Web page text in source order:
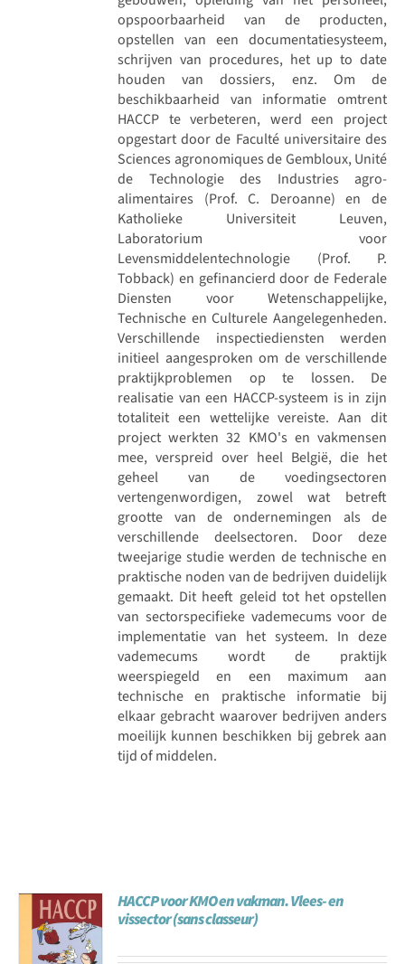
opspoorbaarheid van de producten,
opstellen van een documentatiesysteem,
schrijven van procedures, het up to date
houden van dossiers, enz. Om de
beschikbaarheid van informatie omtrent
HACCP te verbeteren, werd een project
opgestart door de Faculté universitaire des
Sciences agronomiques de Gembloux, Unité
de Technologie des Industries agro-
alimentaires (Prof. C. Deroanne) en de
Katholieke Universiteit Leuven,
Laboratorium voor
Levensmiddelentechnologie (Prof. P.
Tobback) en gefinancierd door de Federale
Diensten voor Wetenschappelijke,
Technische en Culturele Aangelegenheden.
Verschillende inspectiediensten werden
initieel aangesproken om de verschillende
praktijkproblemen op te lossen. De
realisatie van een HACCP-systeem is in zijn
totaliteit een wettelijke vereiste. Aan dit
project werkten 32 KMO's en vakmensen
mee, verspreid over heel België, die het
geheel van de voedingsectoren
vertengenwordigen, zowel wat betreft
grootte van de ondernemingen als de
verschillende deelsectoren. Door deze
tweejarige studie werden de technische en
praktische noden van de bedrijven duidelijk
gemaakt. Dit heeft geleid tot het opstellen
van sectorspecifieke vademecums voor de
implementatie van het systeem. In deze
vademecums wordt de praktijk
weerspiegeld en een maximum aan
technische en praktische informatie bij
elkaar gebracht waarover bedrijven anders
moeilijk kunnen beschikken bij gebrek aan
tijd of middelen.
HACCP voor KMO en vakman. Vlees- en
vissector (sans classeur)